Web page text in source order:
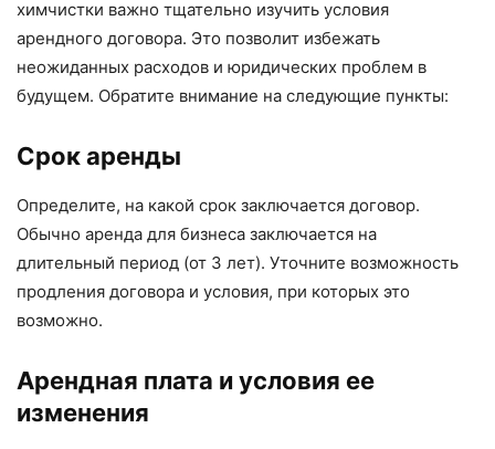
химчистки важно тщательно изучить условия
арендного договора. Это позволит избежать
неожиданных расходов и юридических проблем в
будущем. Обратите внимание на следующие пункты:
Срок аренды
Определите, на какой срок заключается договор.
Обычно аренда для бизнеса заключается на
длительный период (от 3 лет). Уточните возможность
продления договора и условия, при которых это
возможно.
Арендная плата и условия ее
изменения